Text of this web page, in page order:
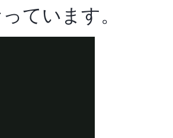
ています。